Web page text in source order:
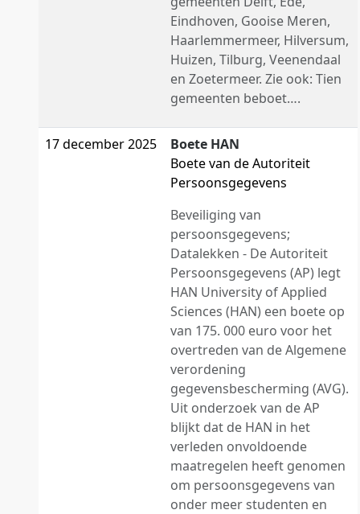
Eindhoven, Gooise Meren,
Haarlemmermeer, Hilversum,
Huizen, Tilburg, Veenendaal
en Zoetermeer. Zie ook: Tien
gemeenten beboet….
17 december 2025
Boete HAN
Boete van de Autoriteit
Persoonsgegevens
Beveiliging van
persoonsgegevens;
Datalekken - De Autoriteit
Persoonsgegevens (AP) legt
HAN University of Applied
Sciences (HAN) een boete op
van 175. 000 euro voor het
overtreden van de Algemene
verordening
gegevensbescherming (AVG).
Uit onderzoek van de AP
blijkt dat de HAN in het
verleden onvoldoende
maatregelen heeft genomen
om persoonsgegevens van
onder meer studenten en